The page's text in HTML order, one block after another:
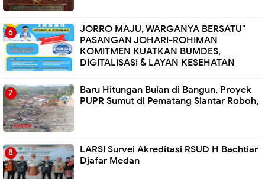
JORRO MAJU, WARGANYA BERSATU"
PASANGAN JOHARI-ROHIMAN
KOMITMEN KUATKAN BUMDES,
DIGITALISASI & LAYAN KESEHATAN
Baru Hitungan Bulan di Bangun, Proyek
PUPR Sumut di Pematang Siantar Roboh,
LARSI Survei Akreditasi RSUD H Bachtiar
Djafar Medan